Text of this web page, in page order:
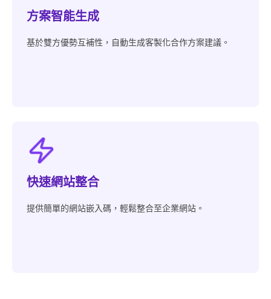
方案智能生成
基於雙方優勢互補性，自動生成客製化合作方案建議。
快速網站整合
提供簡單的網站嵌入碼，輕鬆整合至企業網站。